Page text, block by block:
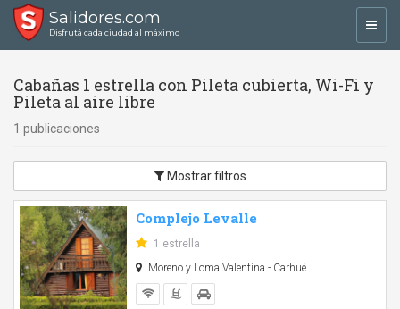
Salidores.com
Disfrutá cada ciudad al máximo
Cabañas 1 estrella con Pileta cubierta, Wi-Fi y
Pileta al aire libre
1 publicaciones
Mostrar filtros
Complejo Levalle
1 estrella
Moreno y Loma Valentina - Carhué